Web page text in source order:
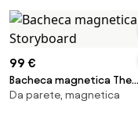
99 €
Bacheca magnetica The
Storyboard
Da parete, magnetica